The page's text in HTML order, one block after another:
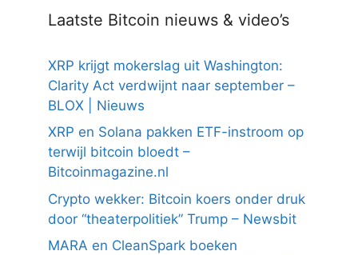
Laatste Bitcoin nieuws & video’s
XRP krijgt mokerslag uit Washington:
Clarity Act verdwijnt naar september –
BLOX | Nieuws
XRP en Solana pakken ETF-instroom op
terwijl bitcoin bloedt –
Bitcoinmagazine.nl
Crypto wekker: Bitcoin koers onder druk
door “theaterpolitiek” Trump – Newsbit
MARA en CleanSpark boeken